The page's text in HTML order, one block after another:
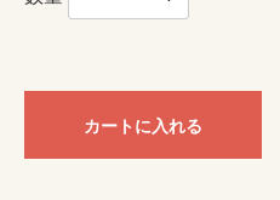
カートに入れる